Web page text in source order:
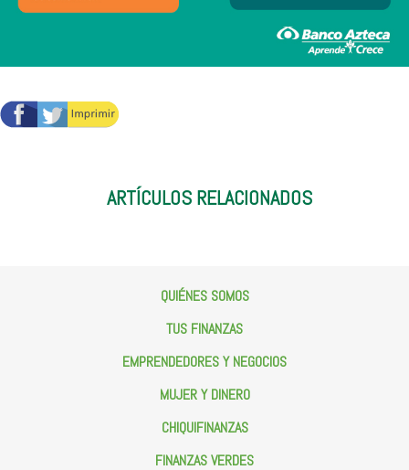
ARTÍCULOS RELACIONADOS
QUIÉNES SOMOS
Blog deRicardo Salinas
TUS FINANZAS
Presupuesto Familiar
Ahorro
Crédito
EMPRENDEDORES Y NEGOCIOS
Aprende Y Crece Tu Negocio
MUJER Y DINERO
CHIQUIFINANZAS
FINANZAS VERDES